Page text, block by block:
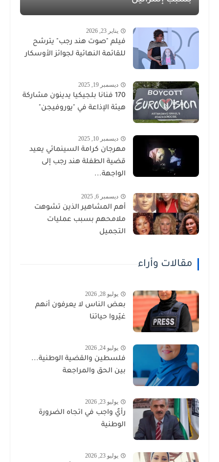
يناير 23, 2026
فيلم "صوت هند رجب" يترشح
للقائمة النهائية لجوائز الأوسكار
ديسمبر 19, 2025
170 فنانا بلجيكيا يدينون مشاركة
هيئة الإذاعة في "يوروفيجن"
ديسمبر 10, 2025
مهرجان كرامة السينمائي يعيد
قضية الطفلة هند رجب إلى
الواجهة...
ديسمبر 6, 2025
أهم المشاهير الذين تشوهت
ملامحهم بسبب عمليات
التجميل
مقالات وأراء
يوليو 28, 2026
بعض الناس لا يعرفون أنهم
غيّروا حياتنا
يوليو 24, 2026
فلسطين والقضية الوطنية...
بين الحق والمراجعة
يوليو 23, 2026
رأيٌ واجب في اتجاه الضرورة
الوطنية
يوليو 23, 2026